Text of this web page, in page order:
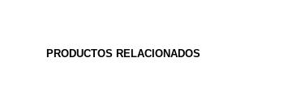
PRODUCTOS RELACIONADOS